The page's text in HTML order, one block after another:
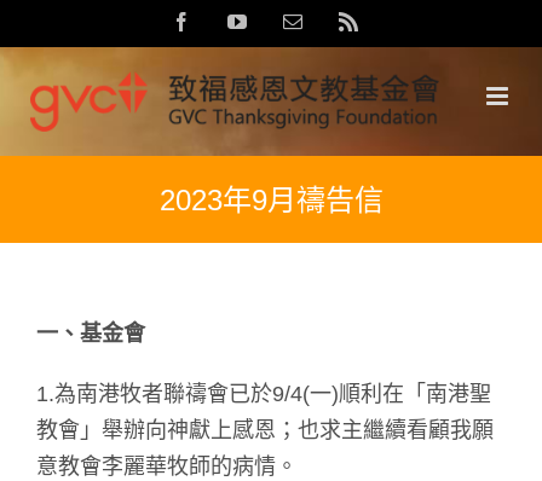
to
content
FacebookYouTubeEmail:
2023年9月禱告信
一、基金會
1.為南港牧者聯禱會已於9/4(一)順利在「南港聖
教會」舉辦向神獻上感恩；也求主繼續看顧我願
意教會李麗華牧師的病情。